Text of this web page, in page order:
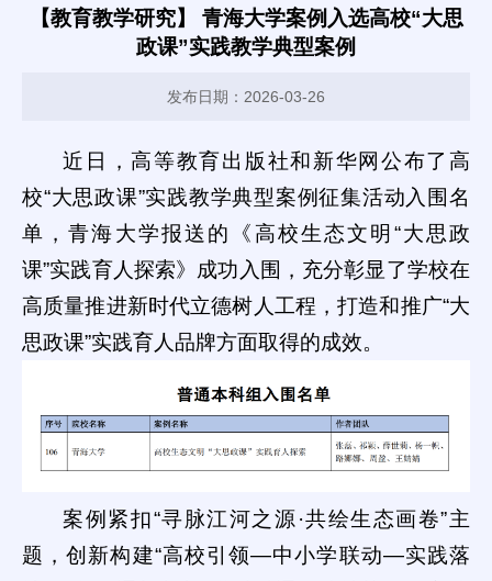
【教育教学研究】 青海大学案例入选高校“大思
政课”实践教学典型案例
发布日期：2026-03-26
近日，高等教育出版社和新华网公布了高
校“大思政课”实践教学典型案例征集活动入围名
单，青海大学报送的《高校生态文明“大思政
课”实践育人探索》成功入围，充分彰显了学校在
高质量推进新时代立德树人工程，打造和推广“大
思政课”实践育人品牌方面取得的成效。
案例紧扣“寻脉江河之源·共绘生态画卷”主
题，创新构建“高校引领—中小学联动—实践落